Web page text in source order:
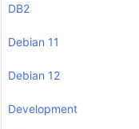
DB2
Debian 11
Debian 12
Development